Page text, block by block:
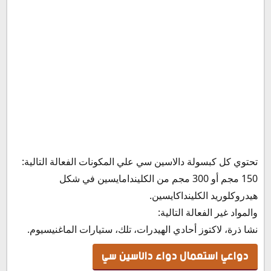
تحتوي كل كبسولة دالاسين سي علي المكونات الفعالة التالية:
150 مجم أو 300 مجم من الكليندامايسين في شكل
هيدروكلوريد الكلينداكايسين.
والمواد غير الفعالة التالية:
نشا ذرة، لاكتوز أحادي الهيدرات، تلك، ستيارات الماغنيسيوم.
دواعي استعمال دواء دالاسين سي